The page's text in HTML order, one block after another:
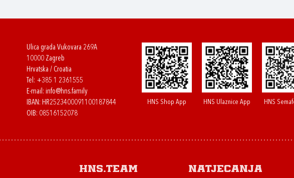
Ulica grada Vukovara 269A
10000 Zagreb
Hrvatska / Croatia
Tel: +385 1 2361555
E-mail: info@hns.family
IBAN: HR2523400091100187844
OIB: 08516152078
HNS Shop App HNS Ulaznice App HNS
HNS.team Natjecanja